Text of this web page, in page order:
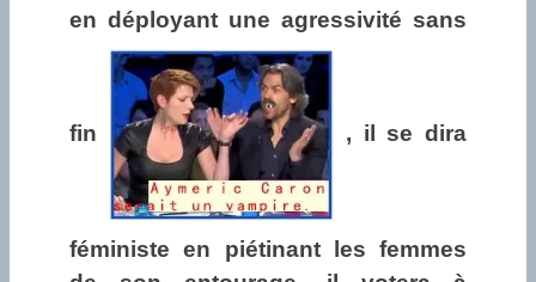
en déployant une agressivité sans
fin , il se dira
féministe en piétinant les femmes